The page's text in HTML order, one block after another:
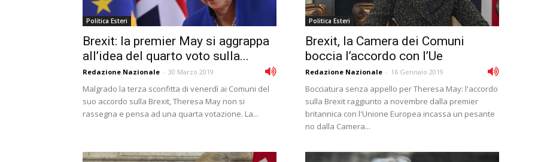
Politica Esteri
Brexit: la premier May si aggrappa
allʼidea del quarto voto sulla...
Redazione Nazionale - 30 Marzo 2019
Malgrado la terza sconfitta di venerdì ai Comuni del
suo accordo sulla Brexit, Theresa May non si
rassegna e pensa ad una quarta votazione. La...
Politica Esteri
Brexit, la Camera dei Comuni
boccia l’accordo con l’Ue
Redazione Nazionale - 16 Gennaio 2019
Bocciatura senza appello per Theresa May: l'accordo
sulla Brexit raggiunto a novembre dalla premier
britannica con l'Unione Europea incassa un pesante
no dalla Camera...